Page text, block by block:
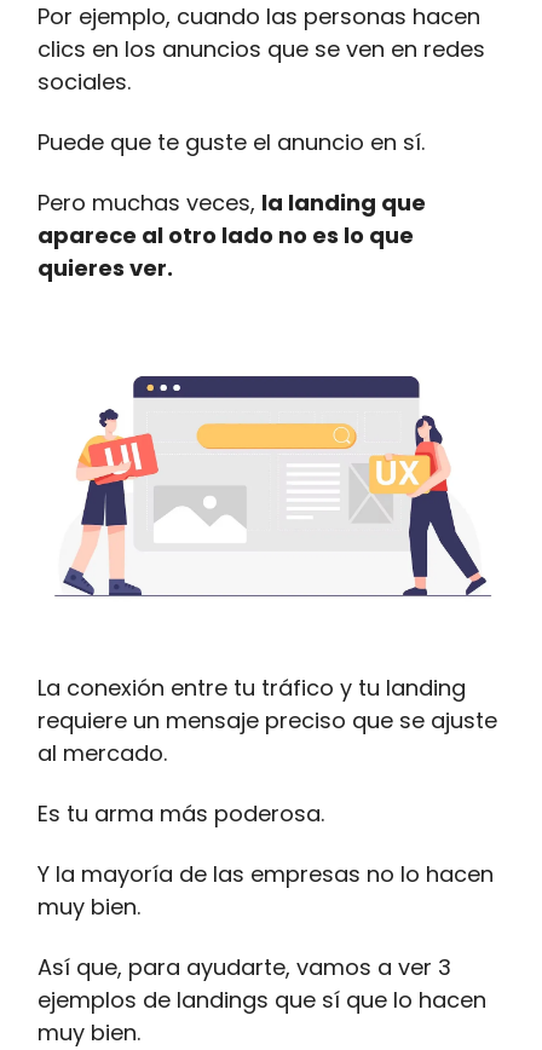
Por ejemplo, cuando las personas hacen
clics en los anuncios que se ven en redes
sociales.
Puede que te guste el anuncio en sí.
Pero muchas veces, la landing que
aparece al otro lado no es lo que
quieres ver.
La conexión entre tu tráfico y tu landing
requiere un mensaje preciso que se ajuste
al mercado.
Es tu arma más poderosa.
Y la mayoría de las empresas no lo hacen
muy bien.
Así que, para ayudarte, vamos a ver 3
ejemplos de landings que sí que lo hacen
muy bien.